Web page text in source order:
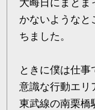
大晦日にまとま
かないようなと
ちました。
ときに僕は仕
意識な行動エリ
東武線の南栗橋